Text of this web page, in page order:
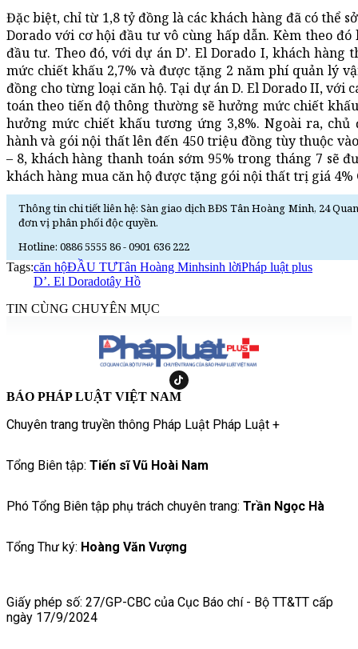
Đặc biệt, chỉ từ 1,8 tỷ đồng là các khách hàng đã có thể
Dorado với cơ hội đầu tư vô cùng hấp dẫn. Kèm theo
đầu tư. Theo đó, với dự án D’. El Dorado I, khách hàng
mức chiết khấu 2,7% và được tặng 2 năm phí quản lý
đồng cho từng loại căn hộ. Tại dự án D. El Dorado II, với
toán theo tiến độ thông thường sẽ hưởng mức chiết
hưởng mức chiết khấu tương ứng 3,8%. Ngoài ra,
hành và gói nội thất lên đến 450 triệu đồng tùy thuộc
– 8, khách hàng thanh toán sớm 95% trong tháng 7 sẽ
khách hàng mua căn hộ được tặng gói nội thất trị giá 4%
Thông tin chi tiết liên hệ: Sàn giao dịch BĐS Tân Hoàng Minh, 24
đơn vị phân phối độc quyền.
Hotline: 0886 5555 86 - 0901 636 222
Tags:căn hộĐẦU TƯTân Hoàng Minhsinh lờiPháp luật plus
D’. El Doradotây Hồ
TIN CÙNG CHUYÊN MỤC
BÁO PHÁP LUẬT VIỆT NAM
Chuyên trang truyền thông Pháp Luật Pháp Luật +
Tổng Biên tập: Tiến sĩ Vũ Hoài Nam
Phó Tổng Biên tập phụ trách chuyên trang: Trần Ngọc Hà
Tổng Thư ký: Hoàng Văn Vượng
Giấy phép số: 27/GP-CBC của Cục Báo chí - Bộ TT&TT cấp
ngày 17/9/2024